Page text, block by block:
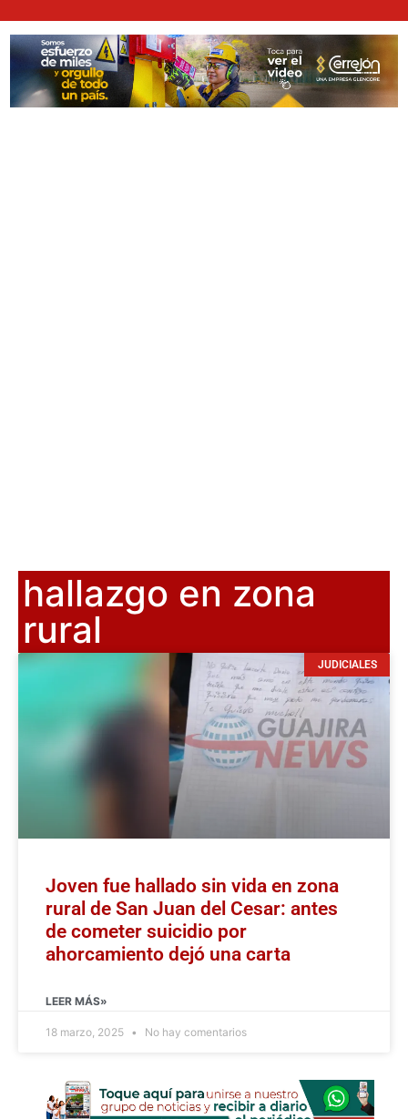
hallazgo en zona
rural
JUDICIALES
Joven fue hallado sin vida en zona
rural de San Juan del Cesar: antes
de cometer suicidio por
ahorcamiento dejó una carta
LEER MÁS»
18 marzo, 2025 No hay comentarios